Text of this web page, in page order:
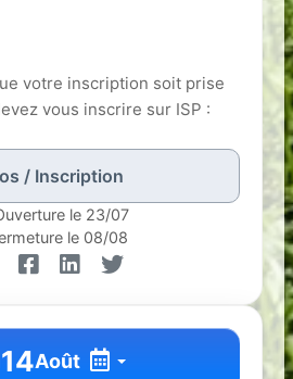
votre inscription soit prise
vous inscrire sur ISP :
/ Inscription
le 23/07
le 08/08
14Août